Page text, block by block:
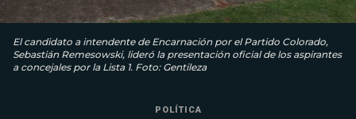
El candidato a intendente de Encarnación por el Partido Colorado,
Sebastián Remesowski, lideró la presentación oficial de los aspirantes
a concejales por la Lista 1. Foto: Gentileza
POLÍTICA